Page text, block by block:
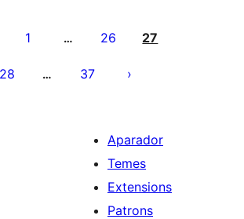
1 … 26 27
28 … 37
Aparador
Temes
Extensions
Patrons